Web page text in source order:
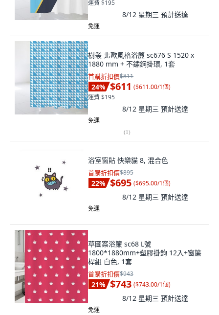
運費 $195
8/12 星期三 預計送達
免運
樹叢 北歐風格浴簾 sc676 S 1520 x
1880 mm + 不鏽鋼掛環, 1套
首購折扣價$811
24% $611 ($611.00/1個)
運費 $195
8/12 星期三 預計送達
免運
(1)
浴室窗貼 快樂貓 8, 混合色
首購折扣價$895
22% $695 ($695.00/1個)
8/12 星期三 預計送達
免運
草圖案浴簾 sc68 L號
1800*1880mm+塑膠掛鉤 12入+窗簾
桿組 白色, 1套
首購折扣價$943
21% $743 ($743.00/1個)
8/12 星期三 預計送達
免運